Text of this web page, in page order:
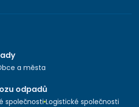
a města
odpadů
společnosti Logistické společnosti